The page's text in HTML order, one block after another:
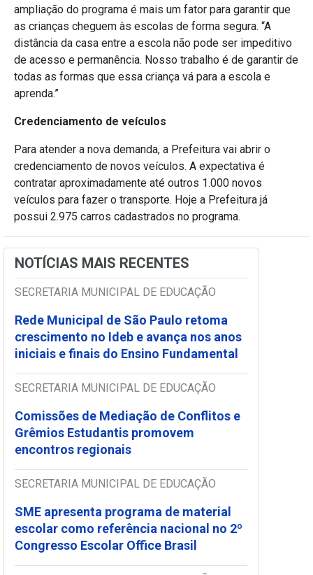
ampliação do programa é mais um fator para garantir que
as crianças cheguem às escolas de forma segura. “A
distância da casa entre a escola não pode ser impeditivo
de acesso e permanência. Nosso trabalho é de garantir de
todas as formas que essa criança vá para a escola e
aprenda.”
Credenciamento de veículos
Para atender a nova demanda, a Prefeitura vai abrir o
credenciamento de novos veículos. A expectativa é
contratar aproximadamente até outros 1.000 novos
veículos para fazer o transporte. Hoje a Prefeitura já
possui 2.975 carros cadastrados no programa.
NOTÍCIAS MAIS RECENTES
SECRETARIA MUNICIPAL DE EDUCAÇÃO
Rede Municipal de São Paulo retoma
crescimento no Ideb e avança nos anos
iniciais e finais do Ensino Fundamental
SECRETARIA MUNICIPAL DE EDUCAÇÃO
Comissões de Mediação de Conflitos e
Grêmios Estudantis promovem
encontros regionais
SECRETARIA MUNICIPAL DE EDUCAÇÃO
SME apresenta programa de material
escolar como referência nacional no 2º
Congresso Escolar Office Brasil